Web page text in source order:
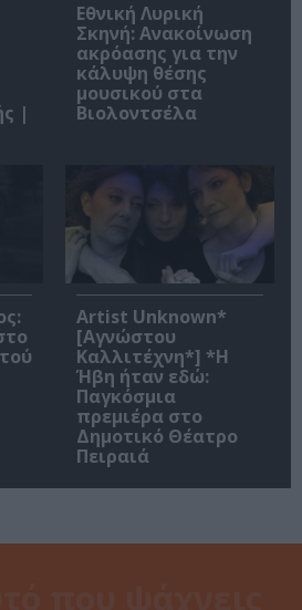
|
Εθνική Λυρική
Σκηνή: Ανακοίνωση
ακρόασης για την
κάλυψη θέσης
μουσικού στα
Βιολοντσέλα
Artist Unknown*
[Αγνώστου
Καλλιτέχνη*] *Η
Ήβη ήταν εδώ:
Παγκόσμια
πρεμιέρα στο
Δημοτικό Θέατρο
Πειραιά